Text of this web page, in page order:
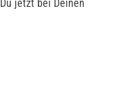
jetzt bei Deinen